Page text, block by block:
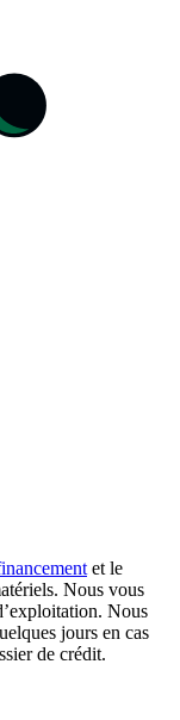
et le
Nous vous
Nous
jours en cas
de crédit.